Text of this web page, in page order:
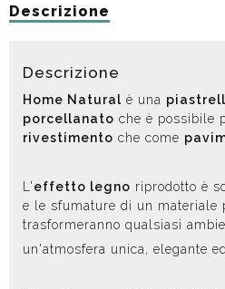
Descrizione
Descrizione
Home Natural è una
porcellanato che è possibile
rivestimento che come
L'effetto legno riprodotto è
e le sfumature di un materiale
trasformeranno qualsiasi
un'atmosfera unica, elegante